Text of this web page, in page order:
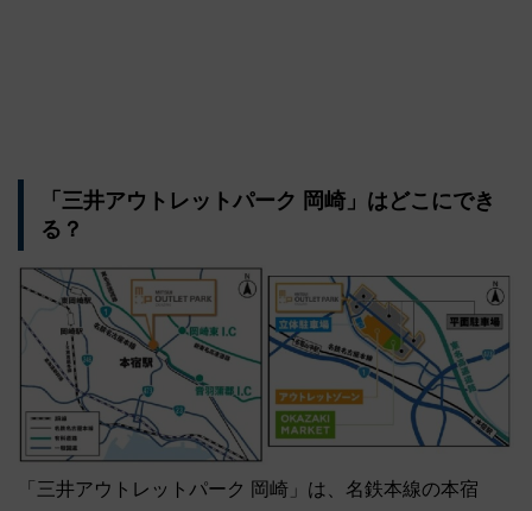
「三井アウトレットパーク 岡崎」はどこにでき
る？
「三井アウトレットパーク 岡崎」は、名鉄本線の本宿